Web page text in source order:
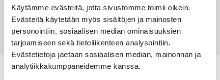
Käytämme evästeitä, jotta sivustomme toimii oikein.
Evästeitä käytetään myös sisältöjen ja mainosten
personointiin, sosiaalisen median ominaisuuksien
tarjoamiseen sekä tietoliikenteen analysointiin.
Evästetietoja jaetaan sosiaalisen median, mainonnan ja
analytiikkakumppaneidemme kanssa.
Katso profiili